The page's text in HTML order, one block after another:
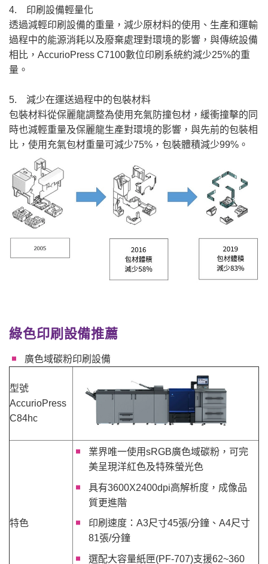
4. 印刷設備輕量化
透過減輕印刷設備的重量，減少原材料的使用、生產和運輸
過程中的能源消耗以及廢棄處理對環境的影響，與傳統設備
相比，AccurioPress C7100數位印刷系統約減少25%的重
量。
5. 減少在運送過程中的包裝材料
包裝材料從保麗龍調整為使用充氣防撞包材，緩衝撞擊的同
時也減輕重量及保麗龍生產對環境的影響，與先前的包裝相
比，使用充氣包材重量可減少75%，包裝體積減少99%。
綠色印刷設備推薦
廣色域碳粉印刷設備
型號
AccurioPress
C84hc
特色
業界唯一使用sRGB廣色域碳粉，可完
美呈現洋紅色及特殊螢光色
具有3600X2400dpi高解析度，成像品
質更進階
印刷速度：A3尺寸45張/分鐘、A4尺寸
81張/分鐘
選配大容量紙匣(PF-707)支援62~360